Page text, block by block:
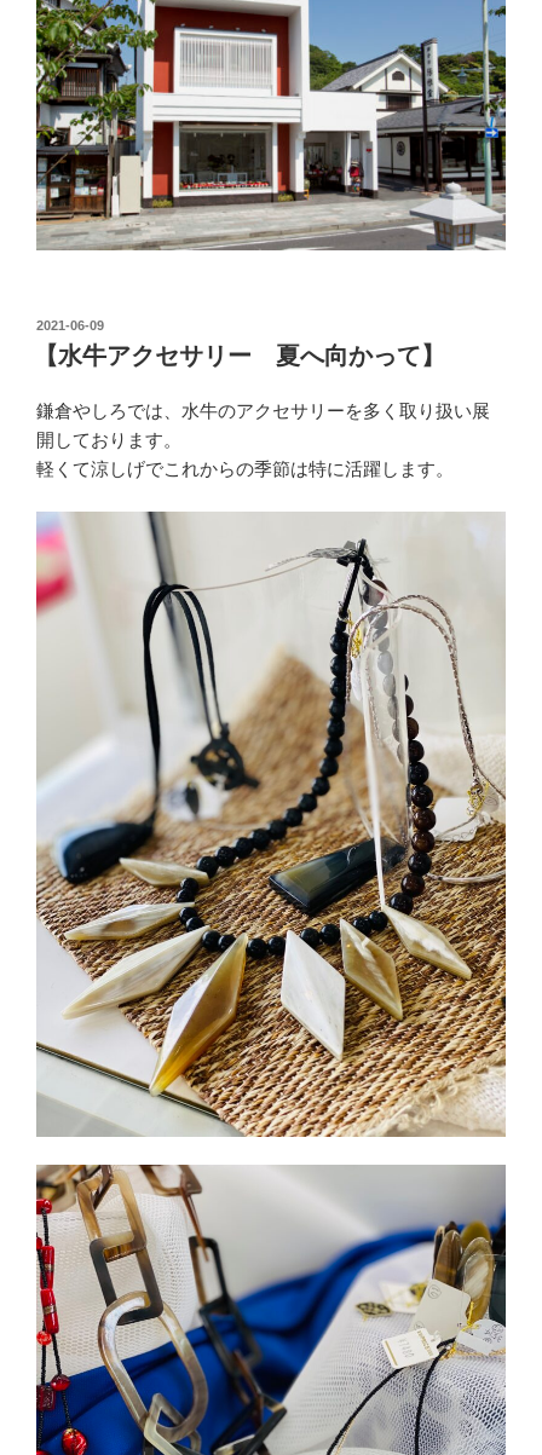
投
日:
2021-06-09
【水牛アクセサリー 夏へ向かって】
鎌倉やしろでは、水牛のアクセサリーを多く取り扱い展
開しております。
軽くて涼しげでこれからの季節は特に活躍します。